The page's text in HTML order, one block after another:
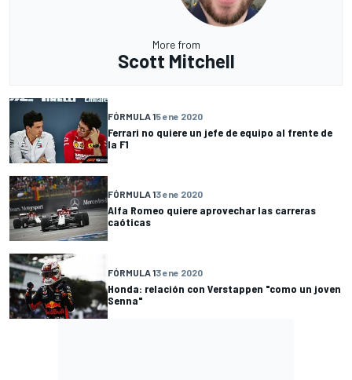
More from
Scott Mitchell
FÓRMULA 15 ene 2020
Ferrari no quiere un jefe de equipo al frente de
la F1
FÓRMULA 13 ene 2020
Alfa Romeo quiere aprovechar las carreras
caóticas
FÓRMULA 13 ene 2020
Honda: relación con Verstappen "como un joven
Senna"